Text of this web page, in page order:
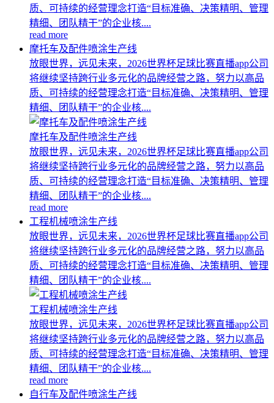
质、可持续的经营理念打造“目标准确、决策精明、管理
精细、团队精干”的企业核....
read more
摩托车及配件喷涂生产线
放眼世界，远见未来，2026世界杯足球比赛直播app公司
将继续坚持跨行业多元化的品牌经营之路，努力以高品
质、可持续的经营理念打造“目标准确、决策精明、管理
精细、团队精干”的企业核....
摩托车及配件喷涂生产线
放眼世界，远见未来，2026世界杯足球比赛直播app公司
将继续坚持跨行业多元化的品牌经营之路，努力以高品
质、可持续的经营理念打造“目标准确、决策精明、管理
精细、团队精干”的企业核....
read more
工程机械喷涂生产线
放眼世界，远见未来，2026世界杯足球比赛直播app公司
将继续坚持跨行业多元化的品牌经营之路，努力以高品
质、可持续的经营理念打造“目标准确、决策精明、管理
精细、团队精干”的企业核....
工程机械喷涂生产线
放眼世界，远见未来，2026世界杯足球比赛直播app公司
将继续坚持跨行业多元化的品牌经营之路，努力以高品
质、可持续的经营理念打造“目标准确、决策精明、管理
精细、团队精干”的企业核....
read more
自行车及配件喷涂生产线